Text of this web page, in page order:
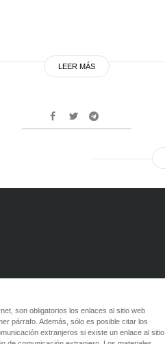
LEER MÁS
son obligatorios los enlaces al sitio web
párrafo. Además, sólo es posible citar los
extranjeros si existe un enlace al sitio